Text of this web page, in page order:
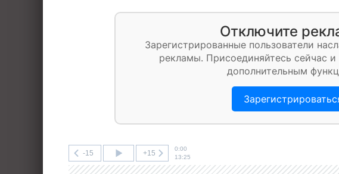
Отключите
Зарегистрированные пользователи
рекламы. Присоединяйтесь сейчас и
дополнительным
-15 +15
0:00
13:25